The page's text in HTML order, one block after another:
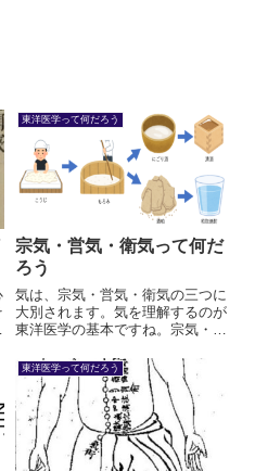
東洋医学って何だろう
宗気・営気・衛気って何だ
ろう
気は、宗気・営気・衛気の三つに
大別されます。気を理解するのが
東洋医学の基本ですね。宗気・営
鵜呑みにするのではなく、自分の
眼で原典 (黄帝内経) に向き合
い、「気」を理解したいと思いま
す。
東洋医学って何だろう